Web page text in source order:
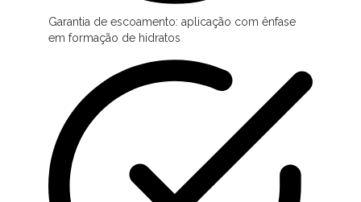
Garantia de escoamento: aplicação com ênfase
em formação de hidratos